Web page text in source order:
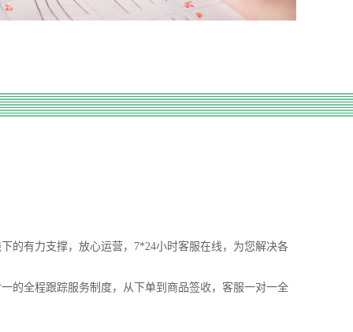
的有力支撑，放心运营，7*24小时客服在线，为您解决各
的全程跟踪服务制度，从下单到商品签收，客服一对一全